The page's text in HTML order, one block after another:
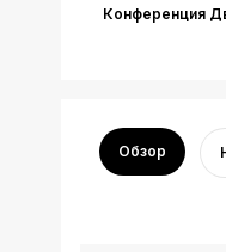
Конференция
Обзор